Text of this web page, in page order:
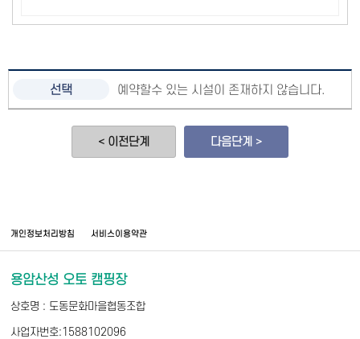
예약할수 있는 시설이 존재하지 않습니다.
< 이전단계 다음단계 >
개인정보처리방침 서비스이용약관
용암산성 오토 캠핑장
상호명 : 도동문화마을협동조합
사업자번호:1588102096